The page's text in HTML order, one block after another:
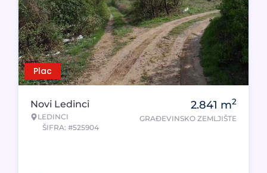
Plac
Novi Ledinci
LEDINCI
ŠIFRA: #525904
2.841 m2
GRAĐEVINSKO ZEMLJIŠTE